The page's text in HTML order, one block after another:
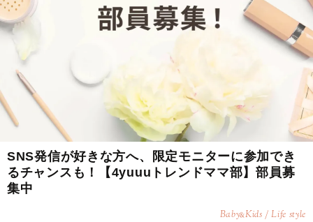
SNS発信が好きな方へ、限定モニターに参加でき
るチャンスも！【4yuuuトレンドママ部】部員募
集中
Baby&Kids / Life style